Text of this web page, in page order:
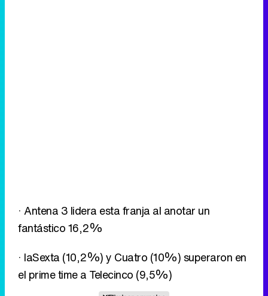
· Antena 3 lidera esta franja al anotar un
fantástico 16,2%
· laSexta (10,2%) y Cuatro (10%) superaron en
el prime time a Telecinco (9,5%)